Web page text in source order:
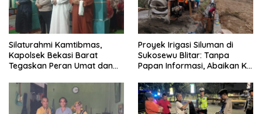
Silaturahmi Kamtibmas,
Kapolsek Bekasi Barat
Tegaskan Peran Umat dan
Kondusivitas Wilayah
Proyek Irigasi Siluman di
Sukosewu Blitar: Tanpa
Papan Informasi, Abaikan K3,
Tanggung Jawab